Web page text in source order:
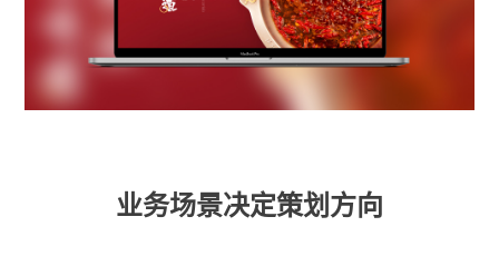
业务场景决定策划方向